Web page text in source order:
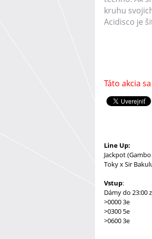
kruhu
Acidisco je
Táto akcia
Line Up:
Jackpot
Toky x Sir
Vstup:
Dámy do 23:00
>0000 3e
>0300 5e
>0600 3e